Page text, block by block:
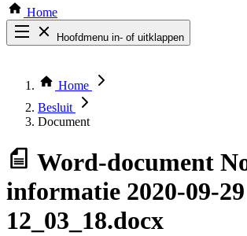
Home
Hoofdmenu in- of uitklappen
Thema COVID-19
Bekijk per bestuursorgaan
Home
Besluit
Document
Word-document
informatie 2020-09-29
12_03_18.docx